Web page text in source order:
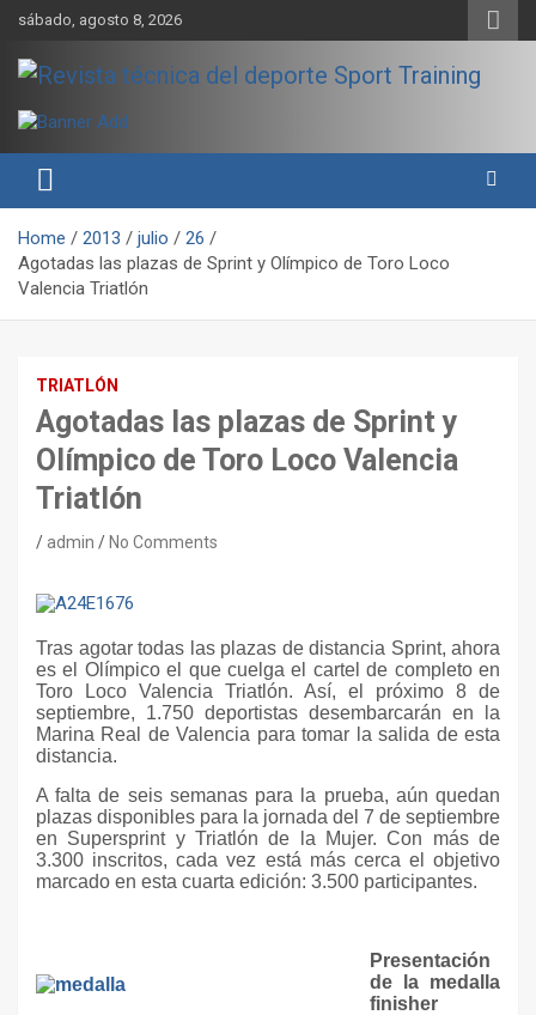
Skip
content
sábado, agosto 8, 2026
Revista técnica del deporte
Sport Training
rendimiento, nutrición y entrenamiento.
Home 2013 julio
26
Agotadas las plazas de Sprint y Olímpico de Toro Loco
Valencia Triatlón
TRIATLÓN
Agotadas las plazas de Sprint y
Olímpico de Toro Loco Valencia
Triatlón
admin No Comments
Tras agotar todas las plazas de distancia Sprint, ahora
es el Olímpico el que cuelga el cartel de completo en
Toro Loco Valencia Triatlón. Así, el próximo 8 de
septiembre, 1.750 deportistas desembarcarán en la
Marina Real de Valencia para tomar la salida de esta
distancia.
A falta de seis semanas para la prueba, aún quedan
plazas disponibles para la jornada del 7 de septiembre
en Supersprint y Triatlón de la Mujer. Con más de
3.300 inscritos, cada vez está más cerca el objetivo
marcado en esta cuarta edición: 3.500 participantes.
Presentación
de la medalla
finisher